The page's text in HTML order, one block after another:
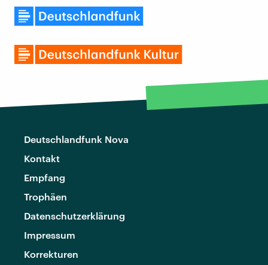
Deutschlandfunk Nova
Kontakt
Empfang
Trophäen
Datenschutzerklärung
Impressum
Korrekturen